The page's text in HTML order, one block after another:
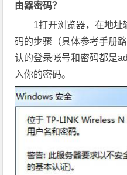
由器密码？
1打开浏览器，在地址
码的步骤（具体参考手册
认的登录帐号和密码都是
入你的密码。